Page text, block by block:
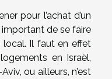
pour l’achat d’un
important de se faire
local. Il faut en effet
en Israël,
ou ailleurs, n’est